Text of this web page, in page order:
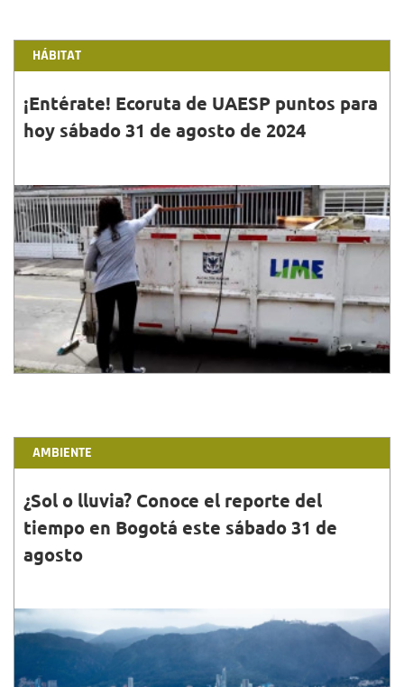
HÁBITAT
¡Entérate! Ecoruta de UAESP puntos para
hoy sábado 31 de agosto de 2024
31•AGO•2024
Puedes llevar los residuos que no recoge el
operador de aseo, es decir escombros, residuos de
construcción y demolición, entre otros.
AMBIENTE
¿Sol o lluvia? Conoce el reporte del
tiempo en Bogotá este sábado 31 de
agosto
31•AGO•2024
En la madrugada, se estima cielo entre parcial a
mayormente nublado con predominio de tiempo